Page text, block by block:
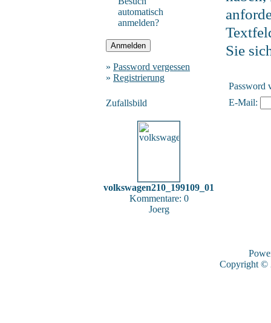
automatisch
anmelden?
» Password vergessen
» Registrierung
Zufallsbild
volkswagen210_199109_01
Kommentare: 0
Joerg
Sie
Password
E-Mail:
Copyright ©